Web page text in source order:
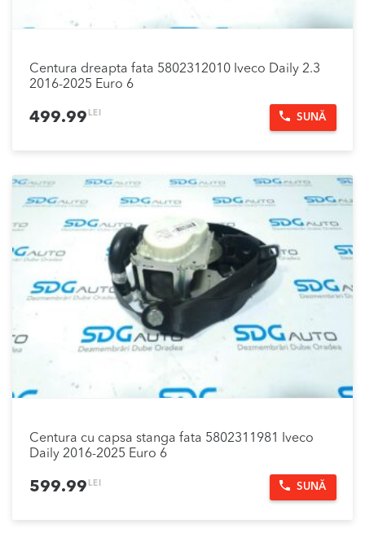
Centura dreapta fata 5802312010 Iveco Daily 2.3
2016-2025 Euro 6
499.99 LEI SUNĂ
Centura cu capsa stanga fata 5802311981 Iveco
Daily 2016-2025 Euro 6
599.99 LEI SUNĂ